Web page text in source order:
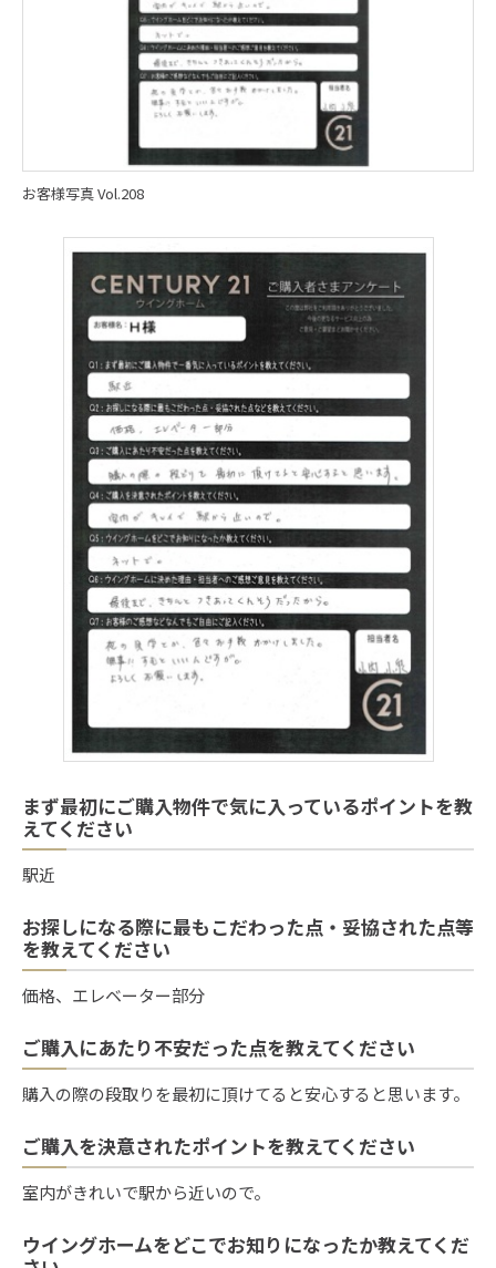
お客様写真 Vol.208
まず最初にご購入物件で気に入っているポイントを教
えてください
駅近
お探しになる際に最もこだわった点・妥協された点等
を教えてください
価格、エレベーター部分
ご購入にあたり不安だった点を教えてください
購入の際の段取りを最初に頂けてると安心すると思います。
ご購入を決意されたポイントを教えてください
室内がきれいで駅から近いので。
ウイングホームをどこでお知りになったか教えてくだ